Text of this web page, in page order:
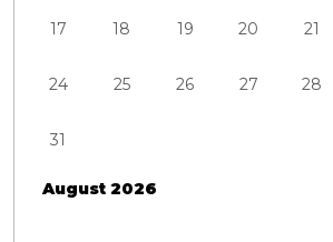
August 2026
17 18 19 20 21
24 25 26 27 28
31